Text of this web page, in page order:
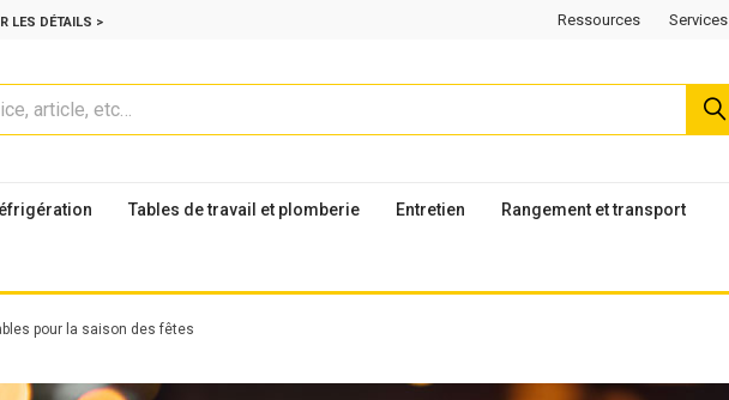
LES DÉTAILS > Ressources Services
Tables de travail et plomberie Entretien Rangement et transport
pour la saison des fêtes